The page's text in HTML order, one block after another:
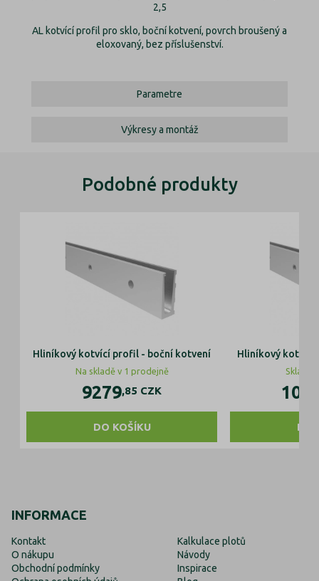
2,5
AL kotvící profil pro sklo, boční kotvení, povrch broušený a
eloxovaný, bez příslušenství.
Parametre
Výkresy a montáž
Podobné produkty
Hliníkový kotvící profil - boční kotvení
Na skladě v 1 prodejně
9279,85 CZK
DO KOŠÍKU
Hliníkový kotvící
DO
INFORMACE
Kontakt
O nákupu
Obchodní podmínky
Kalkulace plotů
Návody
Inspirace